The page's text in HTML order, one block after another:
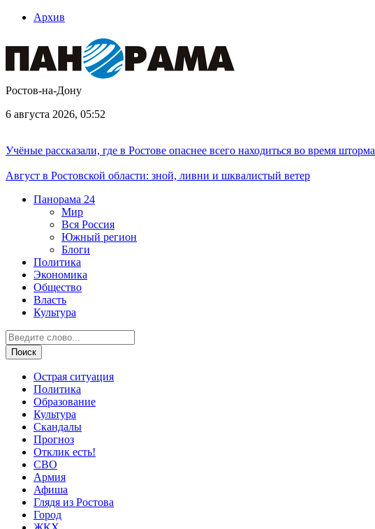
Архив
Ростов-на-Дону
6 августа 2026, 05:52
Учёные рассказали, где в Ростове опаснее всего находиться во время шторма
Август в Ростовской области: зной, ливни и шквалистый ветер
Панорама 24
Мир
Вся Россия
Южный регион
Блоги
Политика
Экономика
Общество
Власть
Культура
Острая ситуация
Политика
Образование
Культура
Скандалы
Прогноз
Отклик есть!
СВО
Армия
Афиша
Глядя из Ростова
Город